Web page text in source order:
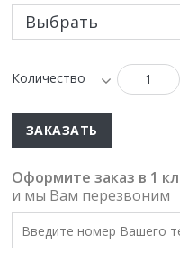
Количество
ЗАКАЗАТЬ
Оформите заказ в 1
и мы Вам перезвоним